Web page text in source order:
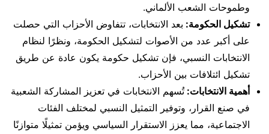
وطموحات الشعب الألماني.
تشكيل الحكومة: بعد الانتخابات، تتفاوض الأحزاب التي حصلت
على أكبر عدد من الأصوات لتشكيل الحكومة، ونظرًا لنظام
الانتخابات النسبي، فإن تشكيل حكومة يكون عادة عن طريق
تشكيل ائتلافات بين الأحزاب.
أهمية الانتخابات:تُسهم الانتخابات في تعزيز المشاركة الشعبية
في صنع القرار، وتوفير التمثيل النسبي لمختلف الفئات
الاجتماعية، مما يعزز الاستقرار السياسي ويؤمن تمثيلًا متوازنًا